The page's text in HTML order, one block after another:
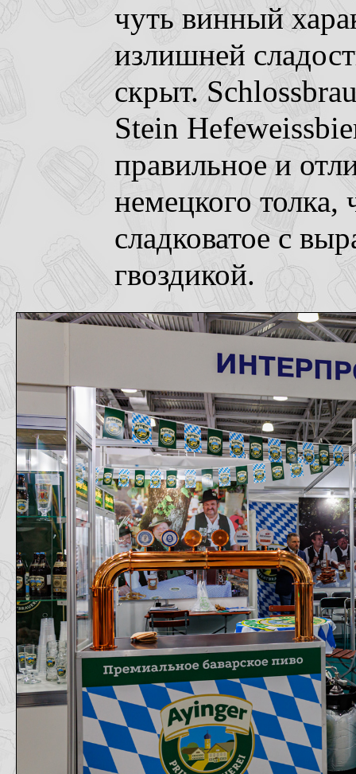
чуть винный
излишней
скрыт.
Stein
правильное и
немецкого толка,
сладковатое с
гвоздикой.